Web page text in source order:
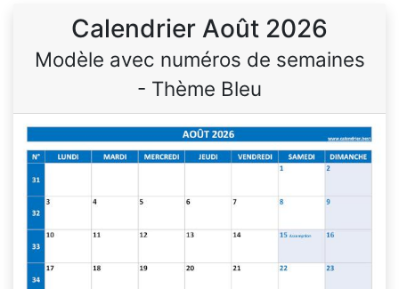
Calendrier Août 2026
Modèle avec numéros de semaines
- Thème Bleu